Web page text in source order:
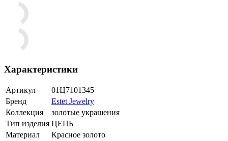
Характеристики
Артикул
01Ц7101345
Бренд
Estet Jewelry
Коллекция
золотые украшения
Тип изделия ЦЕПЬ
Материал
Красное золото